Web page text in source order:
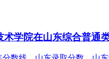
学院在山东综合普通